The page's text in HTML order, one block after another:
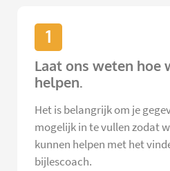
1
Laat ons weten hoe
helpen.
Het is belangrijk om je
mogelijk in te vullen zodat
kunnen helpen met het
bijlescoach.